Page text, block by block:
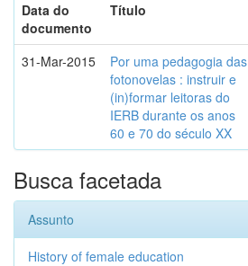
Data do
documento
Título
31-Mar-2015
Por uma pedagogia das
fotonovelas : instruir e
(in)formar leitoras do
IERB durante os anos
60 e 70 do século XX
Busca facetada
Assunto
History of female education